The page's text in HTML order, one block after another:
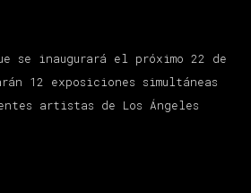
se inaugurará el próximo 22 de
12 exposiciones simultáneas
artistas de Los Ángeles